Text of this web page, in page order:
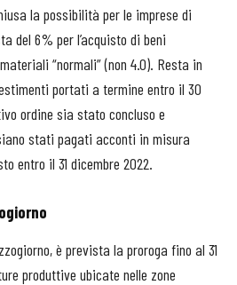
la possibilità per le imprese di
del 6% per l’acquisto di beni
“normali” (non 4.0). Resta in
portati a termine entro il 30
ordine sia stato concluso e
stati pagati acconti in misura
entro il 31 dicembre 2022.
è prevista la proroga fino al 31
produttive ubicate nelle zone